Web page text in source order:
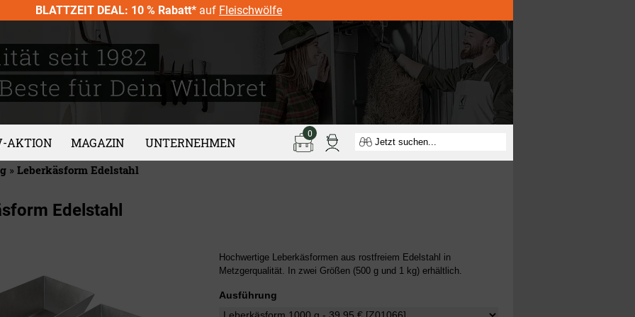
BLATTZEIT DEAL: 10 % Rabatt* auf Fleischwölfe
AKTION MAGAZIN UNTERNEHMEN
0
» Leberkäsform Edelstahl
Edelstahl
Hochwertige Leberkäsformen aus rostfreiem Edelstahl in
Metzgerqualität. In zwei Größen (500 g und 1 kg) erhältlich.
Ausführung